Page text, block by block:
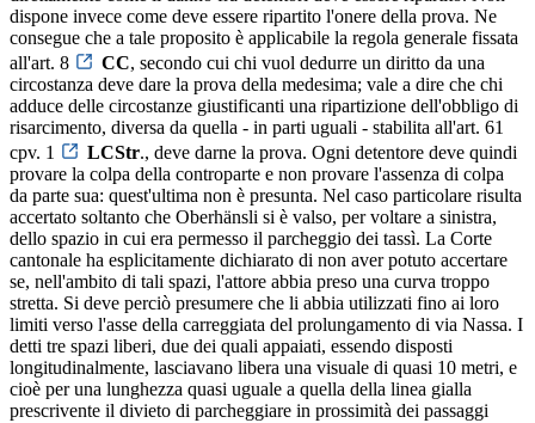
dispone invece come deve essere ripartito l'onere della prova. Ne
consegue che a tale proposito è applicabile la regola generale fissata
all'art. 8
CC, secondo cui chi vuol dedurre un diritto da una
circostanza deve dare la prova della medesima; vale a dire che chi
adduce delle circostanze giustificanti una ripartizione dell'obbligo di
risarcimento, diversa da quella - in parti uguali - stabilita all'art. 61
cpv. 1
LCStr., deve darne la prova. Ogni detentore deve quindi
provare la colpa della controparte e non provare l'assenza di colpa
da parte sua: quest'ultima non è presunta. Nel caso particolare risulta
accertato soltanto che Oberhänsli si è valso, per voltare a sinistra,
dello spazio in cui era permesso il parcheggio dei tassì. La Corte
cantonale ha esplicitamente dichiarato di non aver potuto accertare
se, nell'ambito di tali spazi, l'attore abbia preso una curva troppo
stretta. Si deve perciò presumere che li abbia utilizzati fino ai loro
limiti verso l'asse della carreggiata del prolungamento di via Nassa. I
detti tre spazi liberi, due dei quali appaiati, essendo disposti
longitudinalmente, lasciavano libera una visuale di quasi 10 metri, e
cioè per una lunghezza quasi uguale a quella della linea gialla
prescrivente il divieto di parcheggiare in prossimità dei passaggi